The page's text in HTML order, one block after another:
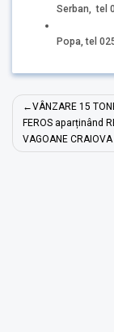
Serban, tel
Popa, tel
Navigare
în
articole
VÂNZARE 15
FEROS aparținând
VAGOANE CRAIOVA